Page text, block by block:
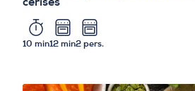
10 min12 min2 pers.